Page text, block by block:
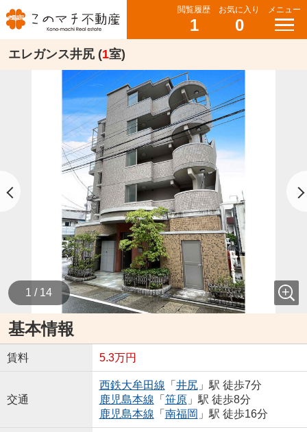
閲覧履歴
1
お気に入り
0
メニュー
エレガンス井尻 (1室)
1 / 14
基本情報
賃料 5.3万円
交通
西鉄大牟田線 「 井尻」駅 徒歩7分
鹿児島本線 「 笹原」駅 徒歩8分
鹿児島本線 「 南福岡 」駅 徒歩16分